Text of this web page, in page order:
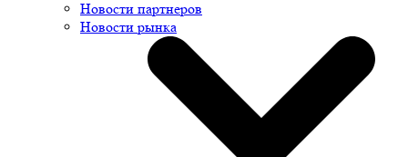
Новости партнеров
Новости рынка